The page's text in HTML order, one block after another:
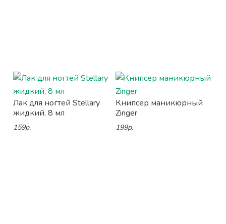
Лак для ногтей Stellary
жидкий, 8 мл
159р.
Книпсер маникюрный
Zinger
199р.